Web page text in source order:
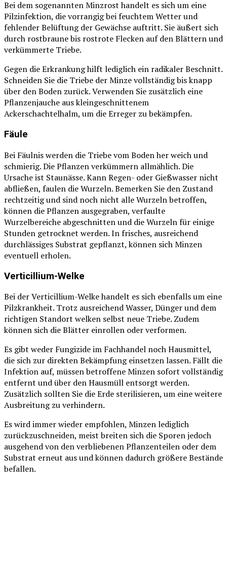
Bei dem sogenannten Minzrost handelt es sich um eine
Pilzinfektion, die vorrangig bei feuchtem Wetter und
fehlender Belüftung der Gewächse auftritt. Sie äußert sich
durch rostbraune bis rostrote Flecken auf den Blättern und
verkümmerte Triebe.
Gegen die Erkrankung hilft lediglich ein radikaler Beschnitt.
Schneiden Sie die Triebe der Minze vollständig bis knapp
über den Boden zurück. Verwenden Sie zusätzlich eine
Pflanzenjauche aus kleingeschnittenem
Ackerschachtelhalm, um die Erreger zu bekämpfen.
Fäule
Bei Fäulnis werden die Triebe vom Boden her weich und
schmierig. Die Pflanzen verkümmern allmählich. Die
Ursache ist Staunässe. Kann Regen- oder Gießwasser nicht
abfließen, faulen die Wurzeln. Bemerken Sie den Zustand
rechtzeitig und sind noch nicht alle Wurzeln betroffen,
können die Pflanzen ausgegraben, verfaulte
Wurzelbereiche abgeschnitten und die Wurzeln für einige
Stunden getrocknet werden. In frisches, ausreichend
durchlässiges Substrat gepflanzt, können sich Minzen
eventuell erholen.
Verticillium-Welke
Bei der Verticillium-Welke handelt es sich ebenfalls um eine
Pilzkrankheit. Trotz ausreichend Wasser, Dünger und dem
richtigen Standort welken selbst neue Triebe. Zudem
können sich die Blätter einrollen oder verformen.
Es gibt weder Fungizide im Fachhandel noch Hausmittel,
die sich zur direkten Bekämpfung einsetzen lassen. Fällt die
Infektion auf, müssen betroffene Minzen sofort vollständig
entfernt und über den Hausmüll entsorgt werden.
Zusätzlich sollten Sie die Erde sterilisieren, um eine weitere
Ausbreitung zu verhindern.
Es wird immer wieder empfohlen, Minzen lediglich
zurückzuschneiden, meist breiten sich die Sporen jedoch
ausgehend von den verbliebenen Pflanzenteilen oder dem
Substrat erneut aus und können dadurch größere Bestände
befallen.